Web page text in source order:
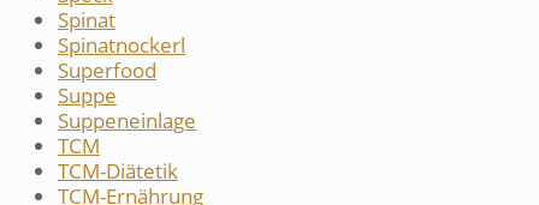
Spinat
Spinatnockerl
Superfood
Suppe
Suppeneinlage
TCM
TCM-Diätetik
TCM-Ernährung